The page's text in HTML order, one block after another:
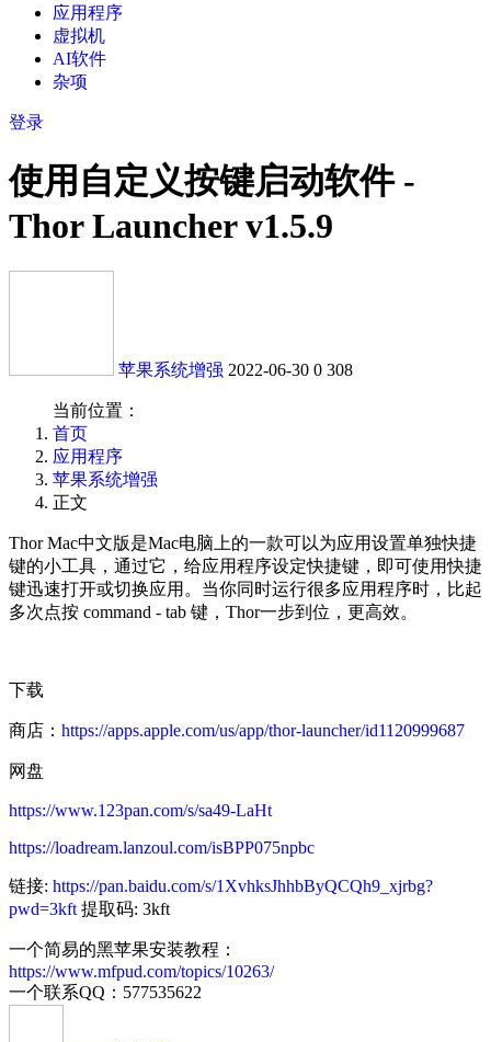
应用程序
虚拟机
AI软件
杂项
登录
使用自定义按键启动软件 -
Thor Launcher v1.5.9
苹果系统增强 2022-06-30 0 308
当前位置：
首页
应用程序
苹果系统增强
正文
Thor Mac中文版是Mac电脑上的一款可以为应用设置单独快捷
键的小工具，通过它，给应用程序设定快捷键，即可使用快捷
键迅速打开或切换应用。当你同时运行很多应用程序时，比起
多次点按 command - tab 键，Thor一步到位，更高效。
下载
商店： https://apps.apple.com/us/app/thor-launcher/id1120999687
网盘
https://www.123pan.com/s/sa49-LaHt
https://loadream.lanzoul.com/isBPP075npbc
链接: https://pan.baidu.com/s/1XvhksJhhbByQCQh9_xjrbg?
pwd=3kft 提取码: 3kft
一个简易的黑苹果安装教程：
https://www.mfpud.com/topics/10263/
一个联系QQ：577535622